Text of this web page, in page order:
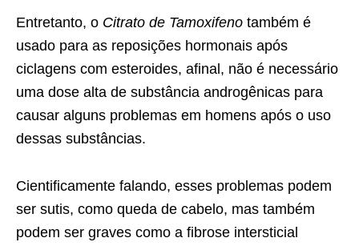
Entretanto, o Citrato de Tamoxifeno também é
usado para as reposições hormonais após
ciclagens com esteroides, afinal, não é necessário
uma dose alta de substância androgênicas para
causar alguns problemas em homens após o uso
dessas substâncias.
Cientificamente falando, esses problemas podem
ser sutis, como queda de cabelo, mas também
podem ser graves como a fibrose intersticial